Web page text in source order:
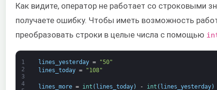
Как видите, оператор не работает со строковыми
получаете ошибку. Чтобы иметь возможность
преобразовать строки в целые числа с помощью
1
2
3
4
lines_yesterday =
"50"
lines_today = "108"
lines_more = int ( lines_today) - int ( lines_yesterday)